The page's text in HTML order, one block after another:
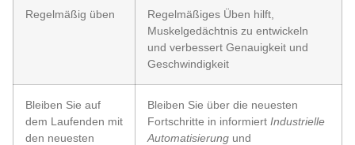
Regelmäßig üben
Regelmäßiges Üben hilft,
Muskelgedächtnis zu entwickeln
und verbessert Genauigkeit und
Geschwindigkeit
Bleiben Sie auf
dem Laufenden mit
den neuesten
Bleiben Sie über die neuesten
Fortschritte in informiert Industrielle
Automatisierung und